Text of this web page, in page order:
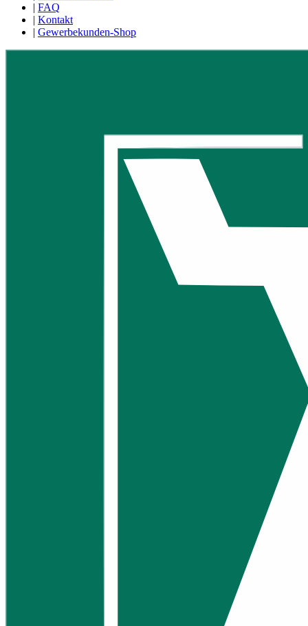
| FAQ
| Kontakt
| Gewerbekunden-Shop